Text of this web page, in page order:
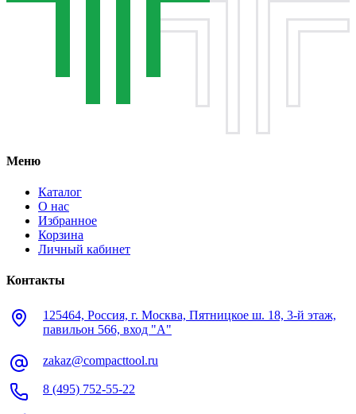
Меню
Каталог
О нас
Избранное
Корзина
Личный кабинет
Контакты
125464, Россия, г. Москва, Пятницкое ш. 18, 3-й этаж,
павильон 566, вход "А"
zakaz@compacttool.ru
8 (495) 752-55-22